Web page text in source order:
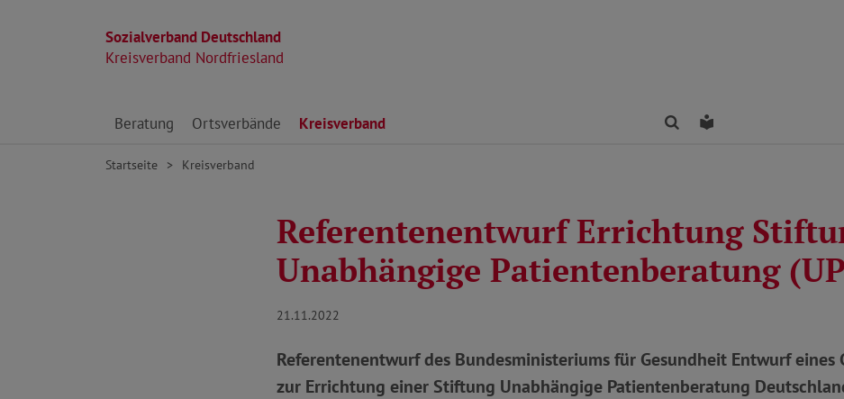
Sozialverband Deutschland
Kreisverband Nordfriesland
Direkt zu den Inhalten springen
Beratung Ortsverbände Kreisverband FindenLeichte Sprache
Startseite Kreisverband
Referentenentwurf Errichtung
Unabhängige Patientenberatung
21.11.2022
Referentenentwurf des Bundesministeriums für Gesundheit Entwurf eines
zur Errichtung einer Stiftung Unabhängige Patientenberatung